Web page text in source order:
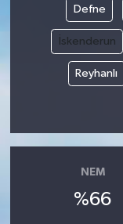
Defne
İskenderun
Reyhanlı
NEM
%66